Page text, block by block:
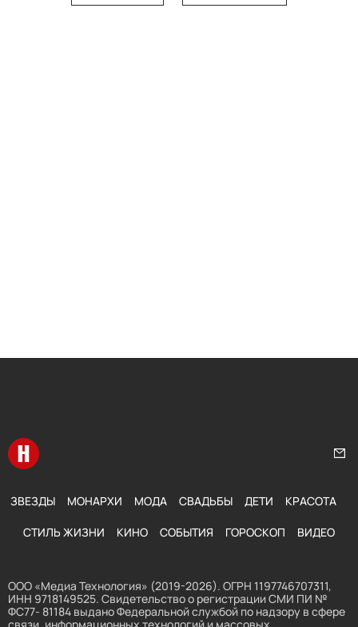
Перейти на главную
ЗВЕЗДЫ МОНАРХИ МОДА СВАДЬБЫ ДЕТИ КРАСОТА
СТИЛЬ ЖИЗНИ КИНО СОБЫТИЯ ГОРОСКОП ВИДЕО
ООО «Медиа Технология» (2019-2026). ОГРН 1197746707311,
ИНН 9718149525. Свидетельство о регистрации СМИ ПИ №
ФС77- 81184 выдано Федеральной службой по надзору в сфере
связи, информационных технологий и массовых